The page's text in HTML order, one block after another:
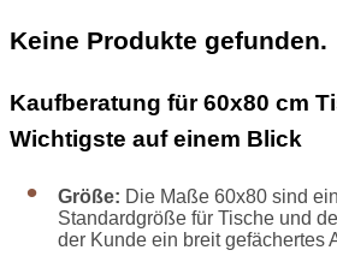
Keine Produkte gefunden.
Kaufberatung für 60x80 cm
Wichtigste auf einem Blick
Größe: Die Maße 60x80 sind
Standardgröße für Tische und
der Kunde ein breit gefächertes